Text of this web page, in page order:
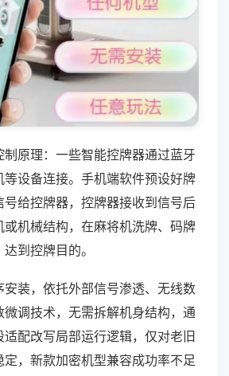
制原理：一些智能控牌器通过蓝牙
等设备连接。手机端软件预设好牌
号给控牌器，控牌器接收到信号后
机械结构，在麻将机洗牌、码牌
到控牌目的。
安装，依托外部信号渗透、无线数
调技术，无需拆解机身结构，通
配改写局部运行逻辑，仅对老旧
，新款加密机型兼容成功率不足